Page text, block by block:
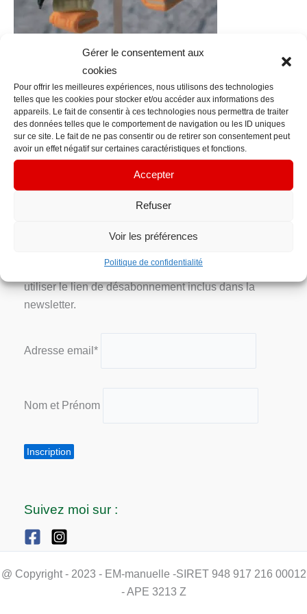
Gérer le consentement aux
cookies
Pour offrir les meilleures expériences, nous utilisons des technologies
telles que les cookies pour stocker et/ou accéder aux informations des
appareils. Le fait de consentir à ces technologies nous permettra de traiter
des données telles que le comportement de navigation ou les ID uniques
sur ce site. Le fait de ne pas consentir ou de retirer son consentement peut
avoir un effet négatif sur certaines caractéristiques et fonctions.
Accepter
Refuser
Voir les préférences
Politique de confidentialité
Fichier média précédent
Contact Info
contacts@em-manuelle.fr
Inscription Newsletter
Votre adresse e-mail n’est utilisée que pour vous
activités d’EM’manuelle. Vous pouvez toujours
utiliser le lien de désabonnement inclus dans la
newsletter.
Adresse email*
Nom et Prénom
Suivez moi sur :
@ Copyright - 2023 - EM-manuelle -SIRET 948 917 216 00012
- APE 3213 Z